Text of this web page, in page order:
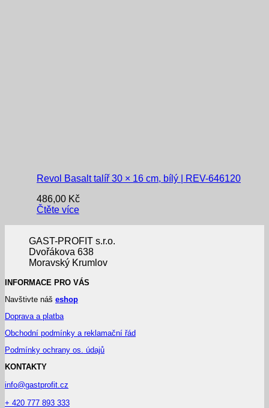
Revol Basalt talíř 30 × 16 cm, bílý | REV-646120
486,00 Kč
Čtěte více
GAST-PROFIT s.r.o.
Dvořákova 638
Moravský Krumlov
INFORMACE PRO VÁS
Navštivte náš eshop
Doprava a platba
Obchodní podmínky a reklamační řád
Podmínky ochrany os. údajů
KONTAKTY
info@gastprofit.cz
+ 420 777 893 333